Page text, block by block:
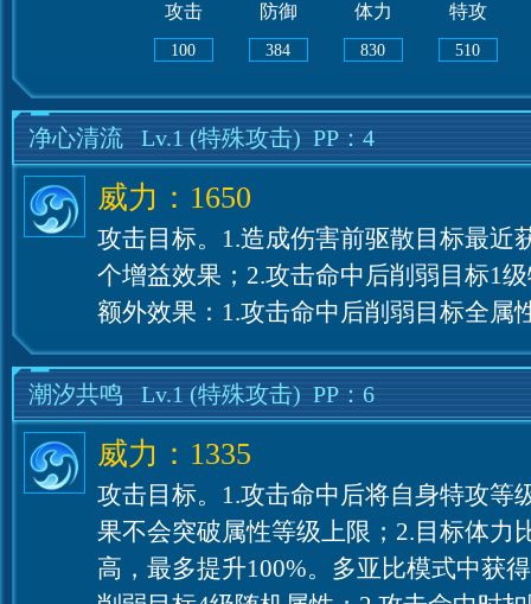
攻击
100
防御
384
体力
830
特攻
510
净心清流 Lv.1(特殊攻击) PP：4
威力：1650
攻击目标。1.造成伤害前驱散目标最近
个增益效果；2.攻击命中后削弱目标1
额外效果：1.攻击命中后削弱目标全属
潮汐共鸣 Lv.1(特殊攻击) PP：6
威力：1335
攻击目标。1.攻击命中后将自身特攻等
果不会突破属性等级上限；2.目标体力
高，最多提升100%。多亚比模式中获